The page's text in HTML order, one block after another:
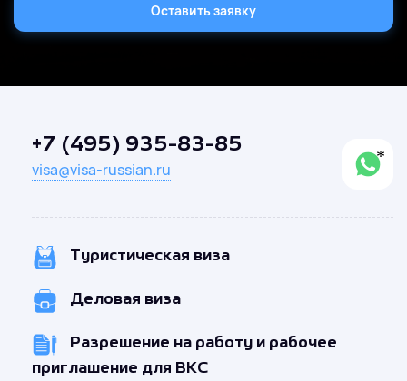
Оставить заявку
+7 (495) 935-83-85
visa@visa-russian.ru
Туристическая виза
Деловая виза
Разрешение на работу и рабочее
приглашение для ВКС